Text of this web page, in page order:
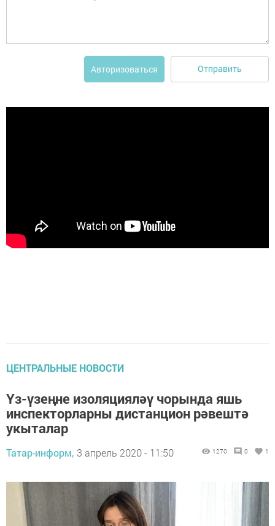
Авторизоваться Отправить
ЦЕНТРАЛЬНЫЕ НОВОСТИ
Үз-үзеңне изоляцияләү чорында яшь
инспекторларны дистанцион рәвештә
укыталар
Татар-информ, 3 апрель 2020 - 11:50 1270 0 1